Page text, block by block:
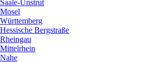
Saale-Unstrut
Mosel
Württemberg
Hessische Bergstraße
Rheingau
Mittelrhein
Nahe